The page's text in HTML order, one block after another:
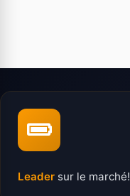
Leader sur le marché!